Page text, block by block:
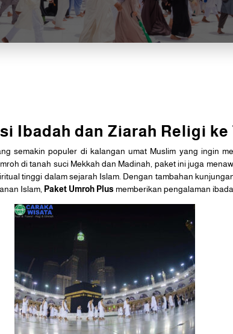
Ibadah dan Ziarah Religi
semakin populer di kalangan umat Muslim yang ingin
di tanah suci Mekkah dan Madinah, paket ini juga
tinggi dalam sejarah Islam. Dengan tambahan
Islam, Paket Umroh Plus memberikan pengalaman